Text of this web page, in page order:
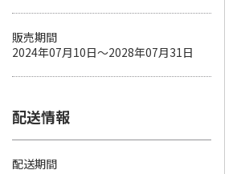
ペット線香 虹のか
なた フルーティフ
ローラルの香り
えBOX とりささ…
販売期間
2024年07月10日～2028年07月31日
配送情報
配送期間